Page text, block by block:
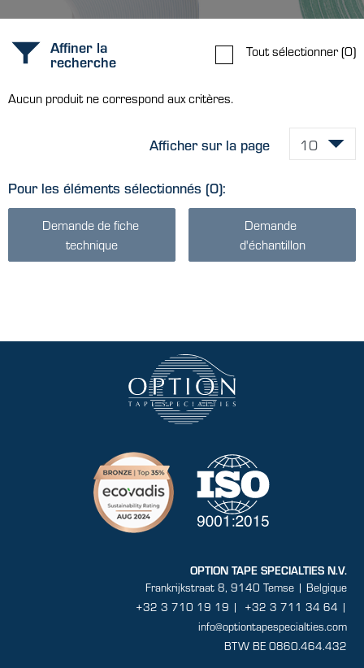
Affiner la
recherche
Tout sélectionner(0)
Aucun produit ne correspond aux critères.
Pour les éléments sélectionnés (0):
Demande de fiche
technique
Demande
d'échantillon
Afficher sur la page
OPTION TAPE SPECIALTIES N.V.
Frankrijkstraat 8, 9140 Temse | Belgique
+32 3 710 19 19 |
+32 3 711 34 64 |
info@optiontapespecialties.com
BTW BE 0860.464.432